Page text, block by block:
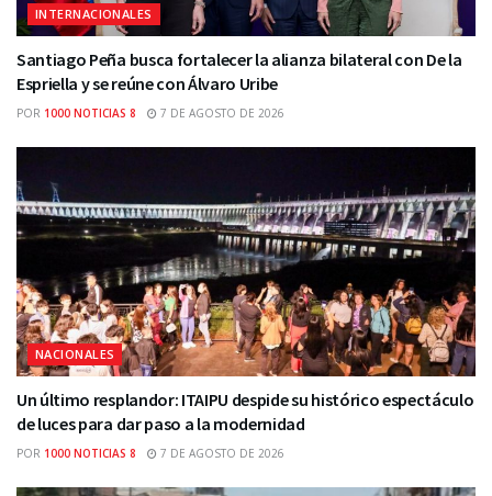
INTERNACIONALES
Santiago Peña busca fortalecer la alianza bilateral con De la
Espriella y se reúne con Álvaro Uribe
POR 1000 NOTICIAS 8 7 DE AGOSTO DE 2026
NACIONALES
Un último resplandor: ITAIPU despide su histórico espectáculo
de luces para dar paso a la modernidad
POR 1000 NOTICIAS 8 7 DE AGOSTO DE 2026